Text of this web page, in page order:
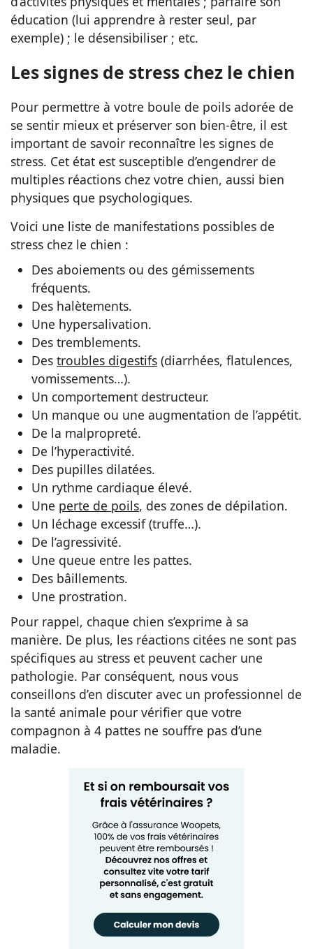
éducation (lui apprendre à rester seul, par
exemple) ; le désensibiliser ; etc.
Les signes de stress chez le chien
Pour permettre à votre boule de poils adorée de
se sentir mieux et préserver son bien-être, il est
important de savoir reconnaître les signes de
stress. Cet état est susceptible d’engendrer de
multiples réactions chez votre chien, aussi bien
physiques que psychologiques.
Voici une liste de manifestations possibles de
stress chez le chien :
Des aboiements ou des gémissements
fréquents.
Des halètements.
Une hypersalivation.
Des tremblements.
Des troubles digestifs (diarrhées, flatulences,
vomissements…).
Un comportement destructeur.
Un manque ou une augmentation de l’appétit.
De la malpropreté.
De l’hyperactivité.
Des pupilles dilatées.
Un rythme cardiaque élevé.
Une perte de poils, des zones de dépilation.
Un léchage excessif (truffe…).
De l’agressivité.
Une queue entre les pattes.
Des bâillements.
Une prostration.
Pour rappel, chaque chien s’exprime à sa
manière. De plus, les réactions citées ne sont pas
spécifiques au stress et peuvent cacher une
pathologie. Par conséquent, nous vous
conseillons d’en discuter avec un professionnel de
la santé animale pour vérifier que votre
compagnon à 4 pattes ne souffre pas d’une
maladie.